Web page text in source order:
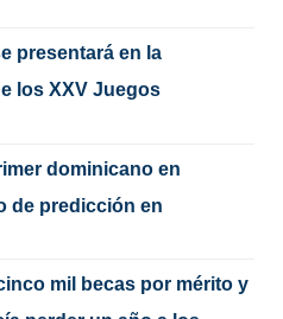
presentará en la
los XXV Juegos
dominicano en
de predicción en
mil becas por mérito y